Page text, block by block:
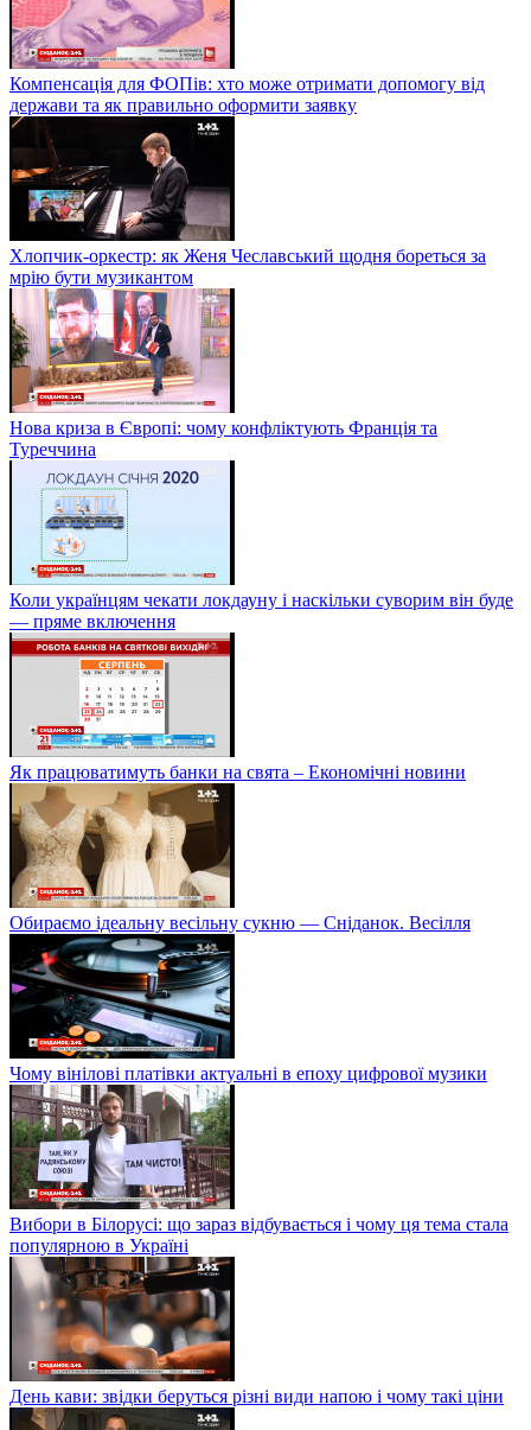
Компенсація для ФОПів: хто може отримати допомогу від
держави та як правильно оформити заявку
Хлопчик-оркестр: як Женя Чеславський щодня бореться за
мрію бути музикантом
Нова криза в Європі: чому конфліктують Франція та
Туреччина
Коли українцям чекати локдауну і наскільки суворим він буде
— пряме включення
Як працюватимуть банки на свята – Економічні новини
Обираємо ідеальну весільну сукню — Сніданок. Весілля
Чому вінілові платівки актуальні в епоху цифрової музики
Вибори в Білорусі: що зараз відбувається і чому ця тема стала
популярною в Україні
День кави: звідки беруться різні види напою і чому такі ціни